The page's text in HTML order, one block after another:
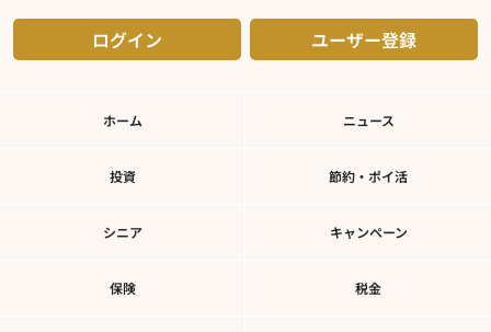
ログイン ユーザー登録
ホーム ニュース
投資 節約・ポイ活
シニア キャンペーン
保険 税金